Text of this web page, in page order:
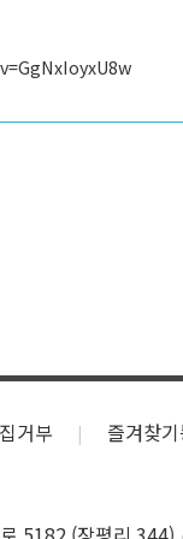
거부 즐겨찾